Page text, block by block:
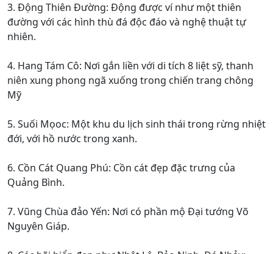
3. Động Thiên Đường: Động được ví như một thiên
đường với các hình thù đá độc đáo và nghệ thuật tự
nhiên.
4. Hang Tám Cô: Nơi gắn liền với di tích 8 liệt sỹ, thanh
niên xung phong ngã xuống trong chiến trang chông
Mỹ
5. Suối Mọoc: Một khu du lịch sinh thái trong rừng nhiệt
đới, với hồ nước trong xanh.
6. Cồn Cát Quang Phú: Cồn cát đẹp đặc trưng của
Quảng Bình.
7. Vũng Chùa đảo Yến: Nơi có phần mộ Đại tướng Võ
Nguyên Giáp.